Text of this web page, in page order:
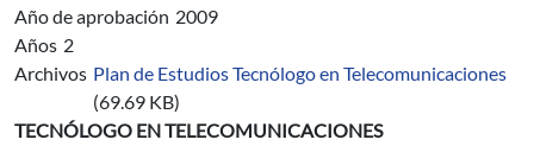
Año de aprobación 2009
Años 2
Archivos Plan de Estudios Tecnólogo en Telecomunicaciones
(69.69 KB)
TECNÓLOGO EN TELECOMUNICACIONES